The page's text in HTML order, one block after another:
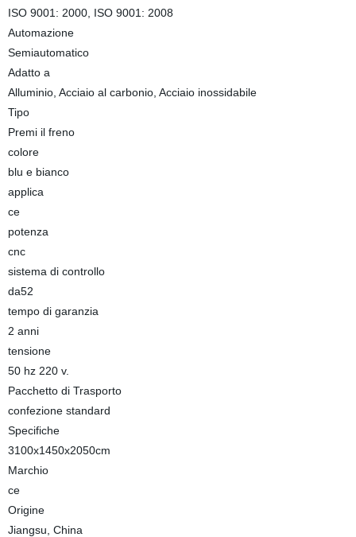
ISO 9001: 2000, ISO 9001: 2008
Automazione
Semiautomatico
Adatto a
Alluminio, Acciaio al carbonio, Acciaio inossidabile
Tipo
Premi il freno
colore
blu e bianco
applica
ce
potenza
cnc
sistema di controllo
da52
tempo di garanzia
2 anni
tensione
50 hz 220 v.
Pacchetto di Trasporto
confezione standard
Specifiche
3100x1450x2050cm
Marchio
ce
Origine
Jiangsu, China